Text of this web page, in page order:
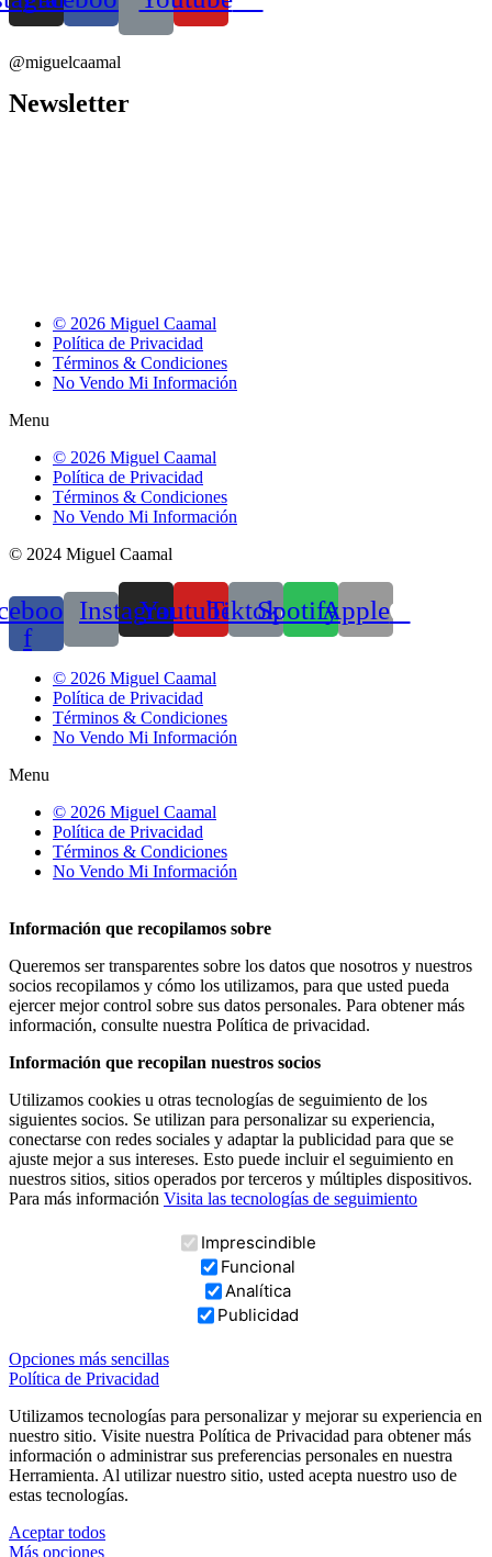
@miguelcaamal
Newsletter
© 2026 Miguel Caamal
Política de Privacidad
Términos & Condiciones
No Vendo Mi Información
Menu
© 2026 Miguel Caamal
Política de Privacidad
Términos & Condiciones
No Vendo Mi Información
© 2024 Miguel Caamal
f
Instagram
YoutubeTiktokSpotifyApple
© 2026 Miguel Caamal
Política de Privacidad
Términos & Condiciones
No Vendo Mi Información
Menu
© 2026 Miguel Caamal
Política de Privacidad
Términos & Condiciones
No Vendo Mi Información
Información que recopilamos sobre
Queremos ser transparentes sobre los datos que nosotros y nuestros
socios recopilamos y cómo los utilizamos, para que usted pueda
ejercer mejor control sobre sus datos personales. Para obtener más
información, consulte nuestra Política de privacidad.
Información que recopilan nuestros socios
Utilizamos cookies u otras tecnologías de seguimiento de los
siguientes socios. Se utilizan para personalizar su experiencia,
conectarse con redes sociales y adaptar la publicidad para que se
ajuste mejor a sus intereses. Esto puede incluir el seguimiento en
nuestros sitios, sitios operados por terceros y múltiples dispositivos.
Para más información Visita las tecnologías de seguimiento
Imprescindible
Funcional
Analítica
Publicidad
Opciones más sencillas
Política de Privacidad
Utilizamos tecnologías para personalizar y mejorar su experiencia en
nuestro sitio. Visite nuestra Política de Privacidad para obtener más
información o administrar sus preferencias personales en nuestra
Herramienta. Al utilizar nuestro sitio, usted acepta nuestro uso de
estas tecnologías.
Aceptar todos
Más opciones